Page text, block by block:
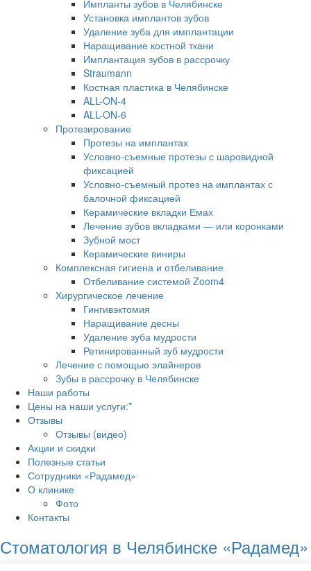
Импланты зубов в Челябинске
Установка имплантов зубов
Удаление зуба для имплантации
Наращивание костной ткани
Имплантация зубов в рассрочку
Straumann
Костная пластика в Челябинске
ALL-ON-4
ALL-ON-6
Протезирование
Протезы на имплантах
Условно-съемные протезы с шаровидной
фиксацией
Условно-съемный протез на имплантах с
балочной фиксацией
Керамические вкладки Емах
Лечение зубов вкладками — или коронками
Зубной мост
Керамические виниры
Комплексная гигиена и отбеливание
Отбеливание системой Zoom4
Хирургическое лечение
Гингивэктомия
Наращивание десны
Удаление зуба мудрости
Ретинированный зуб мудрости
Лечение с помощью элайнеров
Зубы в рассрочку в Челябинске
Наши работы
Цены на наши услуги:*
Отзывы
Отзывы (видео)
Акции и скидки
Полезные статьи
Сотрудники «Радамед»
О клинике
Фото
Контакты
Стоматология в Челябинске «Радамед»